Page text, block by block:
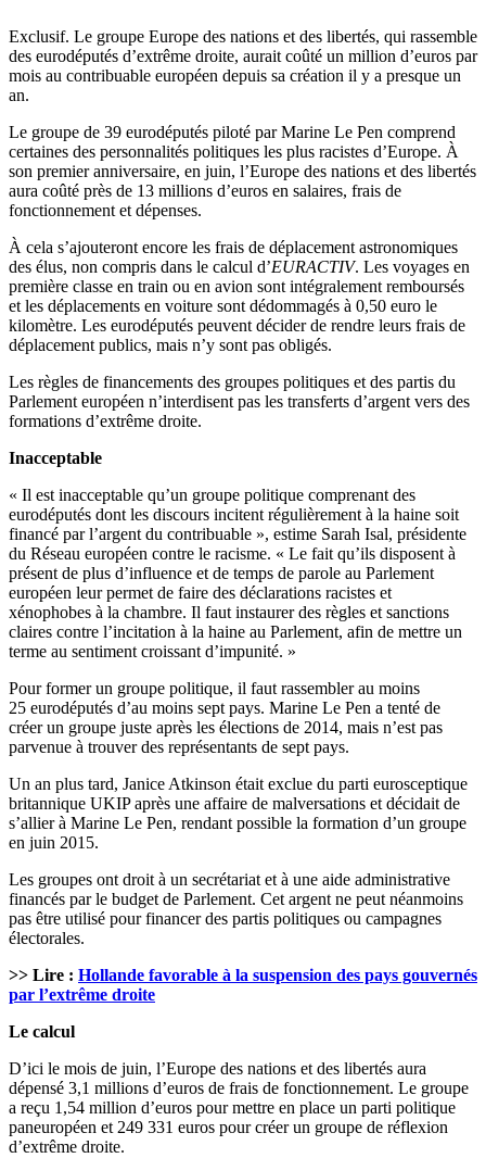
Exclusif. Le groupe Europe des nations et des libertés, qui rassemble
des eurodéputés d’extrême droite, aurait coûté un million d’euros par
mois au contribuable européen depuis sa création il y a presque un
an.
Le groupe de 39 eurodéputés piloté par Marine Le Pen comprend
certaines des personnalités politiques les plus racistes d’Europe. À
son premier anniversaire, en juin, l’Europe des nations et des libertés
aura coûté près de 13 millions d’euros en salaires, frais de
fonctionnement et dépenses.
À cela s’ajouteront encore les frais de déplacement astronomiques
des élus, non compris dans le calcul d’EURACTIV. Les voyages en
première classe en train ou en avion sont intégralement remboursés
et les déplacements en voiture sont dédommagés à 0,50 euro le
kilomètre. Les eurodéputés peuvent décider de rendre leurs frais de
déplacement publics, mais n’y sont pas obligés.
Les règles de financements des groupes politiques et des partis du
Parlement européen n’interdisent pas les transferts d’argent vers des
formations d’extrême droite.
Inacceptable
« Il est inacceptable qu’un groupe politique comprenant des
eurodéputés dont les discours incitent régulièrement à la haine soit
financé par l’argent du contribuable », estime Sarah Isal, présidente
du Réseau européen contre le racisme. « Le fait qu’ils disposent à
présent de plus d’influence et de temps de parole au Parlement
européen leur permet de faire des déclarations racistes et
xénophobes à la chambre. Il faut instaurer des règles et sanctions
claires contre l’incitation à la haine au Parlement, afin de mettre un
terme au sentiment croissant d’impunité. »
Pour former un groupe politique, il faut rassembler au moins
25 eurodéputés d’au moins sept pays. Marine Le Pen a tenté de
créer un groupe juste après les élections de 2014, mais n’est pas
parvenue à trouver des représentants de sept pays.
Un an plus tard, Janice Atkinson était exclue du parti eurosceptique
britannique UKIP après une affaire de malversations et décidait de
s’allier à Marine Le Pen, rendant possible la formation d’un groupe
en juin 2015.
Les groupes ont droit à un secrétariat et à une aide administrative
financés par le budget de Parlement. Cet argent ne peut néanmoins
pas être utilisé pour financer des partis politiques ou campagnes
électorales.
>> Lire : Hollande favorable à la suspension des pays gouvernés
par l’extrême droite
Le calcul
D’ici le mois de juin, l’Europe des nations et des libertés aura
dépensé 3,1 millions d’euros de frais de fonctionnement. Le groupe
a reçu 1,54 million d’euros pour mettre en place un parti politique
paneuropéen et 249 331 euros pour créer un groupe de réflexion
d’extrême droite.